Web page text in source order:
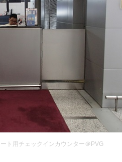
ト用チェックインカウンター＠PVG